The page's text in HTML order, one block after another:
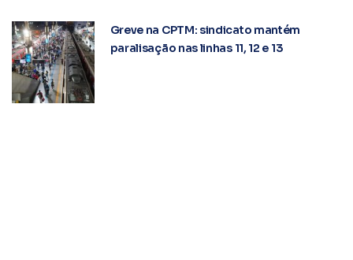
Greve na CPTM: sindicato mantém
paralisação nas linhas 11, 12 e 13